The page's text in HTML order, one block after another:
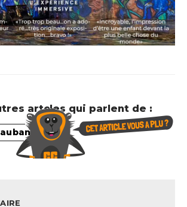
artcles qui parlent de :